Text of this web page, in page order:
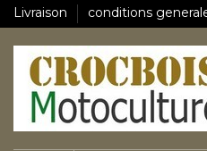
Livraison conditions